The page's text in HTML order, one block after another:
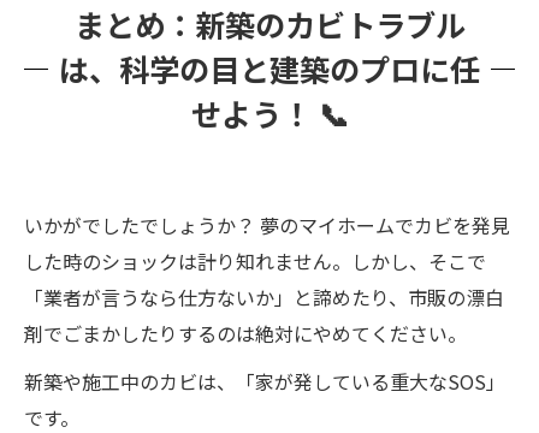
まとめ：新築のカビトラブル
は、科学の目と建築のプロに任
せよう！ 📞
いかがでしたでしょうか？ 夢のマイホームでカビを発見
した時のショックは計り知れません。しかし、そこで
「業者が言うなら仕方ないか」と諦めたり、市販の漂白
剤でごまかしたりするのは絶対にやめてください。
新築や施工中のカビは、「家が発している重大なSOS」
です。